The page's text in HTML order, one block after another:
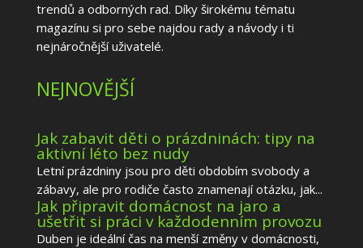
trendů a odborných rad. Díky širokému tématu
magazínu si pro sebe najdou rady a návody i ti
nejnáročnější uživatelé.
NEJNOVĚJŠÍ
Jak zabavit děti o prázdninách: tipy na
aktivní léto bez nudy
Letní prázdniny jsou pro děti obdobím svobody a
zábavy, ale pro rodiče často znamenají otázku, jak...
Jak připravit domácnost na jaro a
ušetřit si práci v každodenním provozu
Duben je ideální čas na menší změny v domácnosti,